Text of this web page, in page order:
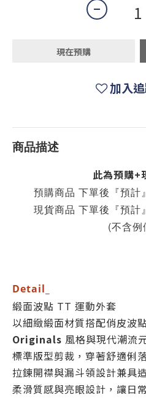
現在預購
加入
商品描述
此為預購+
預購商品 下單後『預計
現貨商品 下單後『預計
(不含例
Detail_
緞面波點 TT 運動外套
以細緻緞面材質搭配俏皮波
Originals 風格與現代潮流
標準版型剪裁，穿著舒適俐
拉鍊開襟與漏斗領設計兼具
柔滑質感與亮眼設計，讓日